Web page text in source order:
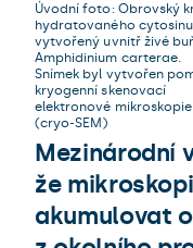
Úvodní foto: Obrovský
hydratovaného cytosinu
vytvořený uvnitř živé
Amphidinium carterae.
Snímek byl vytvořen
kryogenní skenovací
elektronové mikroskopie
(cryo-SEM)
Mezinárodní
že
akumulovat